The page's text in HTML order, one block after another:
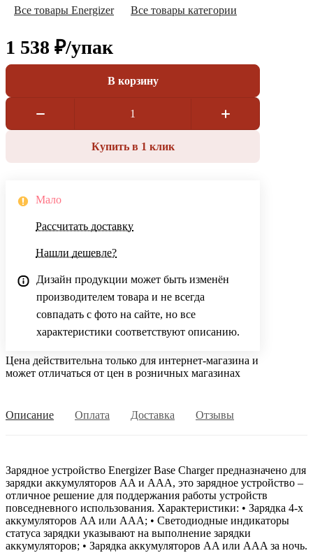
Все товары Energizer Все товары категории
1 538 ₽/упак
В корзину
Купить в 1 клик
Мало
Рассчитать доставку
Нашли дешевле?
Дизайн продукции может быть изменён
производителем товара и не всегда
совпадать с фото на сайте, но все
характеристики соответствуют описанию.
Цена действительна только для интернет-магазина и
может отличаться от цен в розничных магазинах
Описание Оплата Доставка Отзывы
Зарядное устройство Energizer Base Charger предназначено для
зарядки аккумуляторов AA и AAA, это зарядное устройство –
отличное решение для поддержания работы устройств
повседневного использования. Характеристики: • Зарядка 4-х
аккумуляторов AA или AAA; • Светодиодные индикаторы
статуса зарядки указывают на выполнение зарядки
аккумуляторов; • Зарядка аккумуляторов AA или AAA за ночь.